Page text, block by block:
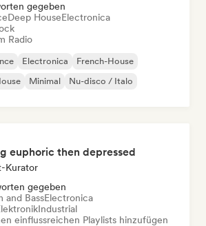
gegeben
Deep HouseElectronica
Radio
Electronica
French-House
Minimal Nu-disco / Italo
euphoric then depressed
Kurator
gegeben
and BassElectronica
Industrial
einflussreichen Playlists hinzufügen